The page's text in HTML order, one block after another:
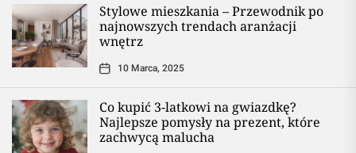
Stylowe mieszkania – Przewodnik po
najnowszych trendach aranżacji
wnętrz
10 Marca, 2025
Co kupić 3-latkowi na gwiazdkę?
Najlepsze pomysły na prezent, które
zachwycą malucha